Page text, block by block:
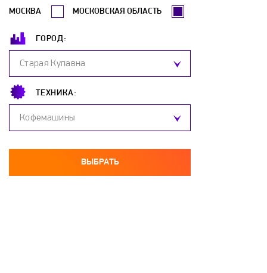
МОСКВА МОСКОВСКАЯ ОБЛАСТЬ
ГОРОД:
Старая Купавна
ТЕХНИКА:
Кофемашины
ВЫБРАТЬ